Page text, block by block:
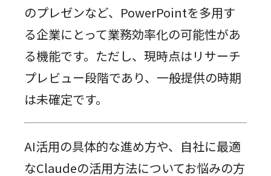
のプレゼンなど、PowerPointを多用す
る企業にとって業務効率化の可能性があ
る機能です。ただし、現時点はリサーチ
プレビュー段階であり、一般提供の時期
は未確定です。
AI活用の具体的な進め方や、自社に最適
なClaudeの活用方法についてお悩みの方